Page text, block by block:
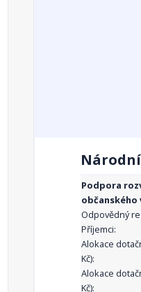
Podpora
občanského
Odpovědný
Příjemci:
Alokace
Kč):
Alokace
Kč):